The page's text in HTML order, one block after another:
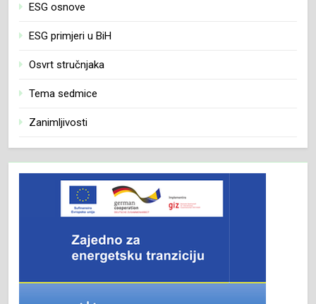
ESG osnove
ESG primjeri u BiH
Osvrt stručnjaka
Tema sedmice
Zanimljivosti